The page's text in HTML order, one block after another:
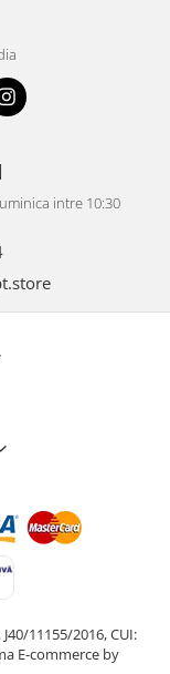
intre 10:30
11155/2016, CUI:
E-commerce by